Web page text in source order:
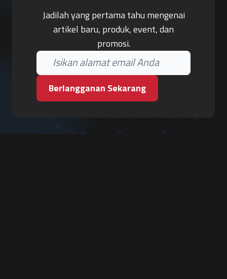
Jadilah yang pertama tahu mengenai
artikel baru, produk, event, dan
promosi.
Berlangganan Sekarang